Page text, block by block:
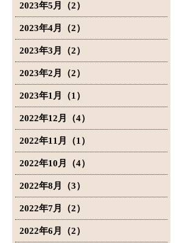
2023年5月（2）
2023年4月（2）
2023年3月（2）
2023年2月（2）
2023年1月（1）
2022年12月（4）
2022年11月（1）
2022年10月（4）
2022年8月（3）
2022年7月（2）
2022年6月（2）